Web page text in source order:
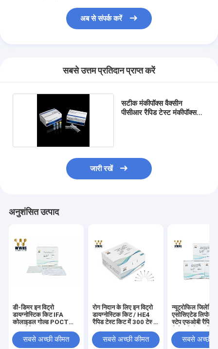
अब से संपर्क करें
सबसे उत्तम प्रतिदान प्राप्त करें
सटीक मंकीपॉक्स वैक्सीन
पीसीआर रैपिड टेस्ट मंकीपॉक्स
जारी रखें
अनुशंसित उत्पाद
डी-डिमर इन विट्रो
डायग्नोस्टिक किट IFA
कोलाइडल गोल्ड POCT
सबसे अच्छी कीमत
रोग निदान के लिए इन विट्रो
डायग्नोस्टिक किट / HE4
रैपिड टेस्ट किट में 300 टेस्ट
सबसे अच्छी कीमत
न्यूट्रोफिल
एसोसिएटेड
स्टेप एफओबी रैपिड
सबसे अच्छी